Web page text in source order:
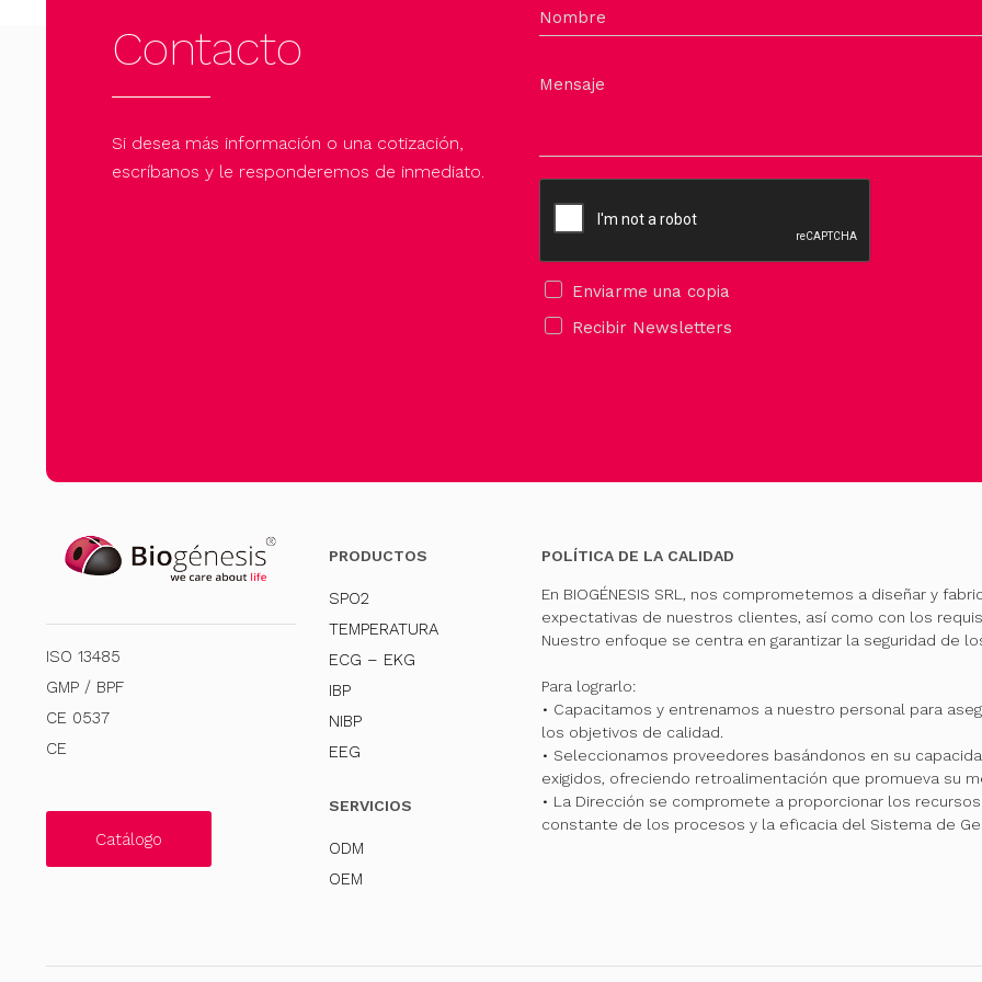
Contacto
Si desea más información o una cotización,
escríbanos y le responderemos de inmediato.
Nombre
Mensaje
Enviarme una copia
Recibir Newsletters
ISO 13485
GMP / BPF
CE 0537
CE
Catálogo
PRODUCTOS
SPO2
TEMPERATURA
ECG – EKG
IBP
NIBP
EEG
SERVICIOS
ODM
OEM
POLÍTICA DE LA CALIDAD
En BIOGÉNESIS SRL, nos comprometemos a diseñar y
expectativas de nuestros clientes, así como con los
Nuestro enfoque se centra en garantizar la seguridad de
Para lograrlo:
• Capacitamos y entrenamos a nuestro personal para
los objetivos de calidad.
• Seleccionamos proveedores basándonos en su
exigidos, ofreciendo retroalimentación que promueva su
• La Dirección se compromete a proporcionar los
constante de los procesos y la eficacia del Sistema de